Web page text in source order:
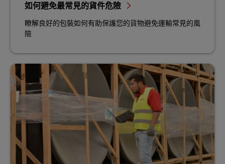
如何避免最常見的貨件危險
瞭解良好的包裝如何有助保護您的貨物避免運輸常見的風
險